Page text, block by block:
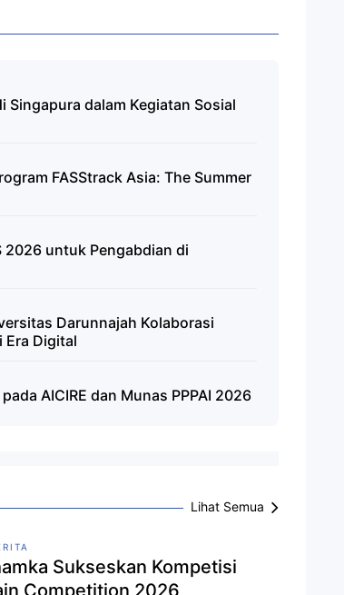
Singapura dalam Kegiatan Sosial
FASStrack Asia: The Summer
2026 untuk Pengabdian di
Darunnajah Kolaborasi
Era Digital
AICIRE dan Munas PPPAI 2026
Lihat Semua
Sukseskan Kompetisi